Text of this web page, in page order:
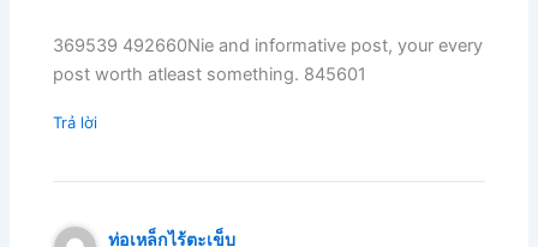
369539 492660Nie and informative post, your every
post worth atleast something. 845601
Trả lời
ท่อเหล็กไร้ตะเข็บ